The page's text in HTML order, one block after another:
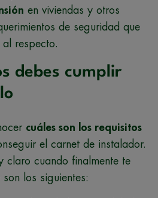
en viviendas y otros
de seguridad que
respecto.
debes cumplir
cuáles son los requisitos
el carnet de instalador.
claro cuando finalmente te
los siguientes: